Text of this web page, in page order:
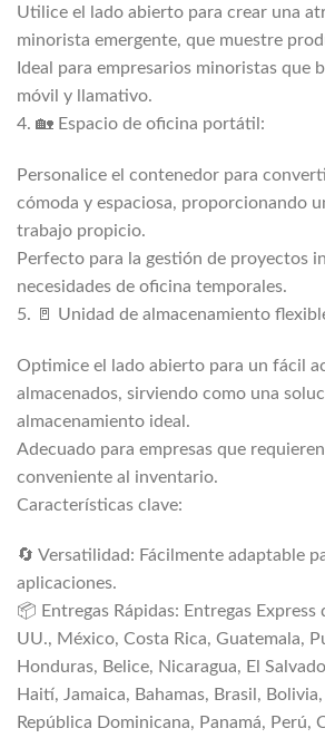
Utilice el lado abierto para crear una
minorista emergente, que muestre
Ideal para empresarios minoristas que
móvil y llamativo.
4. 🏡 Espacio de oficina portátil:
Personalice el contenedor para
cómoda y espaciosa, proporcionando
trabajo propicio.
Perfecto para la gestión de proyectos
necesidades de oficina temporales.
5. 🚪 Unidad de almacenamiento
Optimice el lado abierto para un fácil
almacenados, sirviendo como una
almacenamiento ideal.
Adecuado para empresas que
conveniente al inventario.
Características clave:
🔄 Versatilidad: Fácilmente adaptable
aplicaciones.
📦 Entregas Rápidas: Entregas Express
UU., México, Costa Rica, Guatemala,
Honduras, Belice, Nicaragua, El
Haití, Jamaica, Bahamas, Brasil,
República Dominicana, Panamá, Perú,